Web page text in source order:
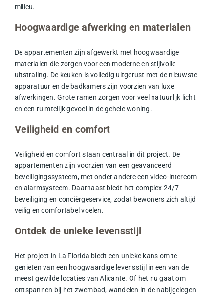
milieu.
Hoogwaardige afwerking en materialen
De appartementen zijn afgewerkt met hoogwaardige
materialen die zorgen voor een moderne en stijlvolle
uitstraling. De keuken is volledig uitgerust met de nieuwste
apparatuur en de badkamers zijn voorzien van luxe
afwerkingen. Grote ramen zorgen voor veel natuurlijk licht
en een ruimtelijk gevoel in de gehele woning.
Veiligheid en comfort
Veiligheid en comfort staan centraal in dit project. De
appartementen zijn voorzien van een geavanceerd
beveiligingssysteem, met onder andere een video-intercom
en alarmsysteem. Daarnaast biedt het complex 24/7
beveiliging en conciërgeservice, zodat bewoners zich altijd
veilig en comfortabel voelen.
Ontdek de unieke levensstijl
Het project in La Florida biedt een unieke kans om te
genieten van een hoogwaardige levensstijl in een van de
meest gewilde locaties van Alicante. Of het nu gaat om
ontspannen bij het zwembad, wandelen in de nabijgelegen